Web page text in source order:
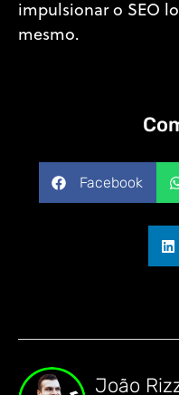
impulsionar o SEO
mesmo.
Facebook
João